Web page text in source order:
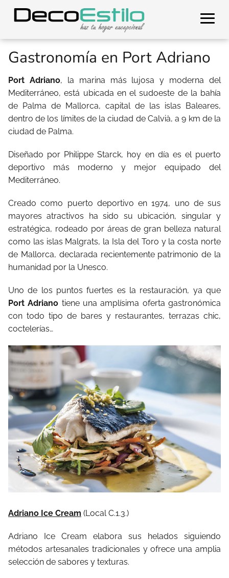
Gastronomía en Port Adriano
Port Adriano, la marina más lujosa y moderna del
Mediterráneo, está ubicada en el sudoeste de la bahía
de Palma de Mallorca, capital de las islas Baleares,
dentro de los límites de la ciudad de Calvià, a 9 km de la
ciudad de Palma.
Diseñado por Philippe Starck, hoy en día es el puerto
deportivo más moderno y mejor equipado del
Mediterráneo.
Creado como puerto deportivo en 1974, uno de sus
mayores atractivos ha sido su ubicación, singular y
estratégica, rodeado por áreas de gran belleza natural
como las islas Malgrats, la Isla del Toro y la costa norte
de Mallorca, declarada recientemente patrimonio de la
humanidad por la Unesco.
Uno de los puntos fuertes es la restauración, ya que
Port Adriano tiene una amplísima oferta gastronómica
con todo tipo de bares y restaurantes, terrazas chic,
coctelerías…
Adriano Ice Cream (Local C.1.3.)
Adriano Ice Cream elabora sus helados siguiendo
métodos artesanales tradicionales y ofrece una amplia
selección de sabores y texturas.